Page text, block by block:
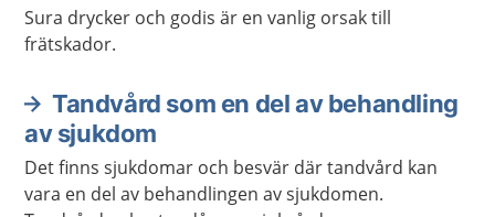
Sura drycker och godis är en vanlig orsak till
frätskador.
Tandvård som en del av behandling
av sjukdom
Det finns sjukdomar och besvär där tandvård kan
vara en del av behandlingen av sjukdomen.